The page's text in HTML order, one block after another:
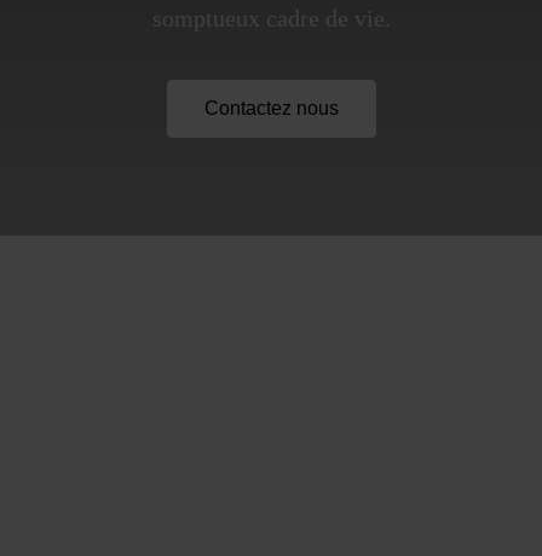
somptueux cadre de vie.
Contactez nous